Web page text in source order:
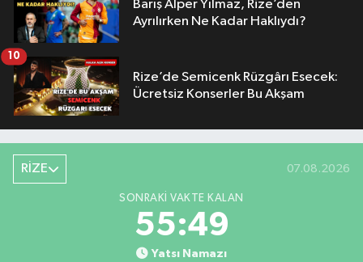
Barış Alper Yılmaz, Rize’den
Ayrılırken Ne Kadar Haklıydı?
Rize’de Semicenk Rüzgârı Esecek:
Ücretsiz Konserler Bu Akşam
10
RİZE 07.08.2026
SONRAKI VAKTE KALAN
55:49
Yatsı Namazı